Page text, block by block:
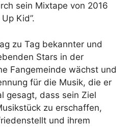
sein Mixtape von 2016
Kid”.
zu Tag bekannter und
Stars in der
Fangemeinde wächst und
für die Musik, die er
gesagt, dass sein Ziel
zu erschaffen,
und ihrem